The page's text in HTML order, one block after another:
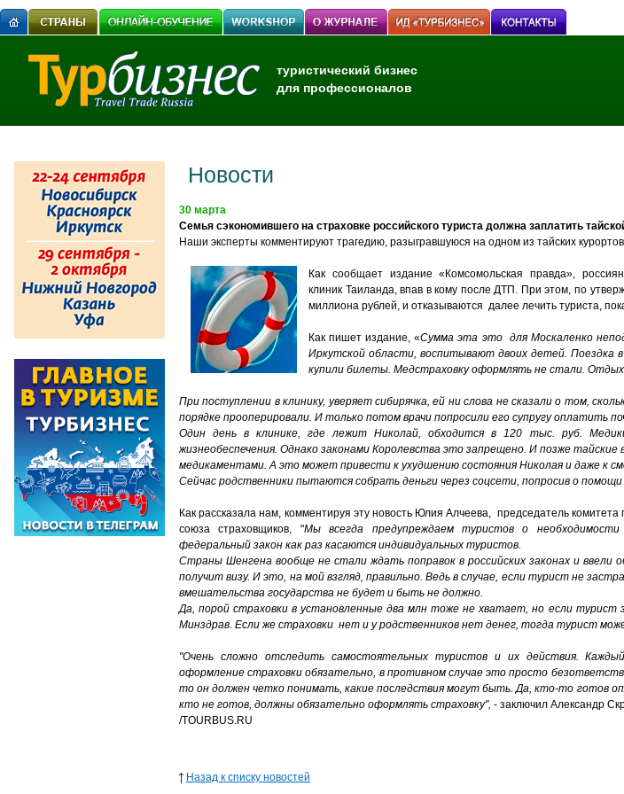
туристический бизнес
для профессионалов
Новости
30 марта
Семья сэкономившего на страховке российского туриста должна заплатить
Наши эксперты комментируют трагедию, разыгравшуюся на одном из тайских курортов
Как сообщает издание «Комсомольская правда»,
клиник Таиланда, впав в кому после ДТП. При этом, по
миллиона рублей, и отказываются далее лечить туриста,
Как пишет издание, «Сумма эта это для Москаленко
Иркутской области, воспитывают двоих детей. Поездка
купили билеты. Медстраховку оформлять не стали. Отдых
При поступлении в клинику, уверяет сибирячка, ей ни слова не сказали о том,
порядке прооперировали. И только потом врачи попросили его супругу оплатить
Один день в клинике, где лежит Николай, обходится в 120 тыс. руб.
жизнеобеспечения. Однако законами Королевства это запрещено. И позже
медикаментами. А это может привести к ухудшению состояния Николая и даже к
Сейчас родственники пытаются собрать деньги через соцсети, попросив о помощи
Как рассказала нам, комментируя эту новость Юлия Алчеева, председатель
союза страховщиков, "Мы всегда предупреждаем туристов о
федеральный закон как раз касаются индивидуальных туристов.
Страны Шенгена вообще не стали ждать поправок в российских законах и ввели
получит визу. И это, на мой взгляд, правильно. Ведь в случае, если турист не
вмешательства государства не будет и быть не должно.
Да, порой страховки в установленные два млн тоже не хватает, но если турист
Минздрав. Если же страховки нет и у родственников нет денег, тогда турист
"Очень сложно отследить самостоятельных туристов и их действия.
оформление страховки обязательно, в противном случае это просто
то он должен четко понимать, какие последствия могут быть. Да, кто-то готов
кто не готов, должны обязательно оформлять страховку", - заключил Александр
/TOURBUS.RU
Назад к списку новостей